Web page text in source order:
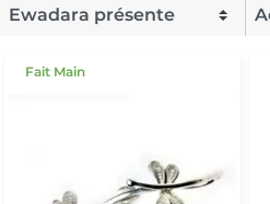
Fait Main